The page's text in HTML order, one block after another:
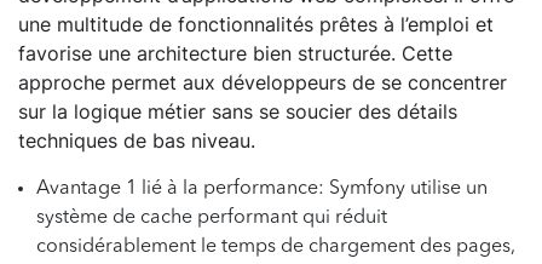
une multitude de fonctionnalités prêtes à l’emploi et
favorise une architecture bien structurée. Cette
approche permet aux développeurs de se concentrer
sur la logique métier sans se soucier des détails
techniques de bas niveau.
Avantage 1 lié à la performance: Symfony utilise un
système de cache performant qui réduit
considérablement le temps de chargement des pages,